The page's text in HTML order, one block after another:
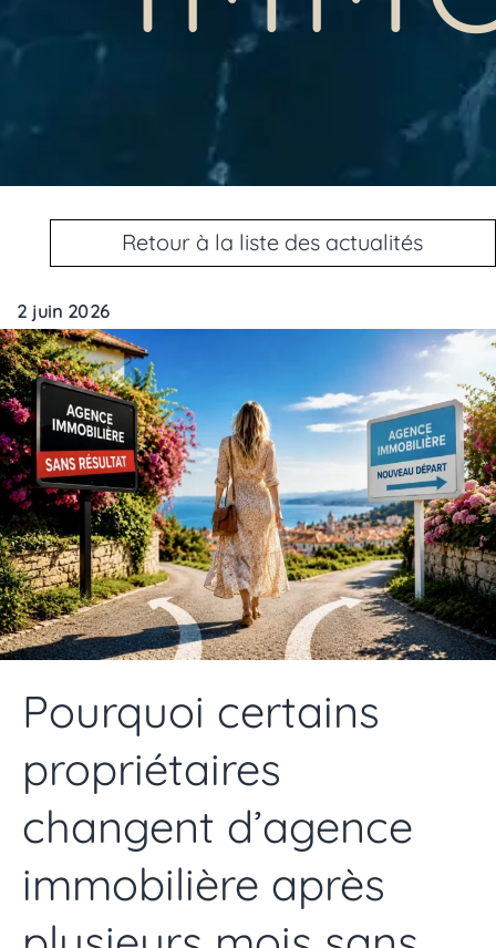
Retour à la liste des actualités
2 juin 2026
Pourquoi certains
propriétaires
changent d’agence
immobilière après